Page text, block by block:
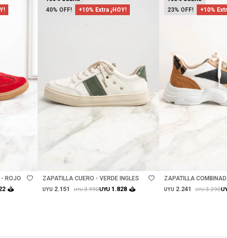
ROJO
40 +10% Extra ¡HOY!
Talle
ZAPATILLA CUERO - VERDE INGLES
UYU 2.151 UYU3.990UYU 1.828
23 +10%
ZAPATILLA
UYU 2.241 UYU3.290